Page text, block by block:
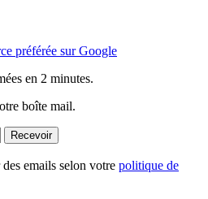
préférée sur Google
en 2 minutes.
boîte mail.
Recevoir
emails selon votre politique de